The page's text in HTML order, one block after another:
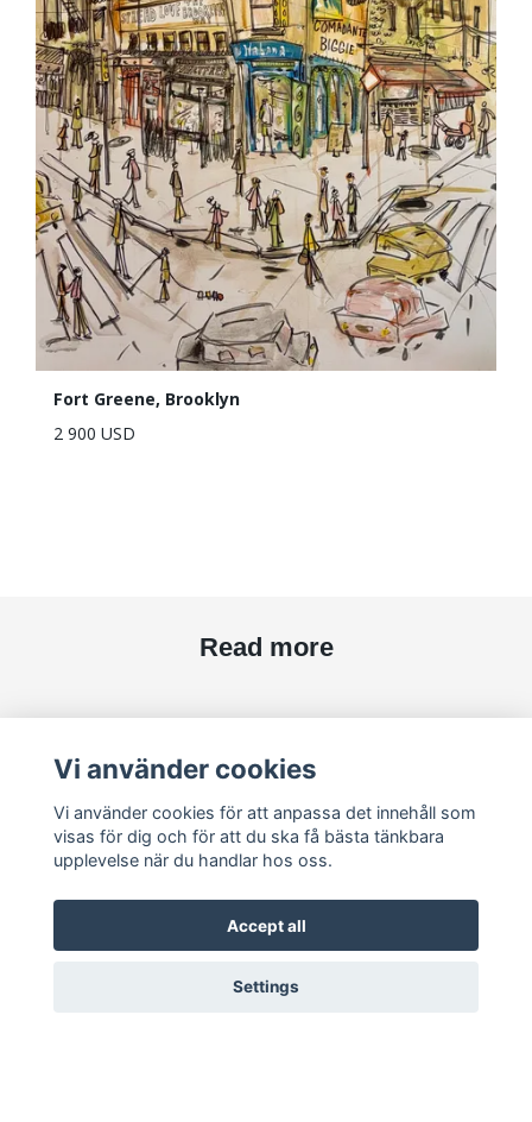
Fort Greene, Brooklyn
2 900 USD
Read more
subscribe
Vi använder cookies
Vi använder cookies för att anpassa det innehåll som
visas för dig och för att du ska få bästa tänkbara
upplevelse när du handlar hos oss.
Accept all
Settings